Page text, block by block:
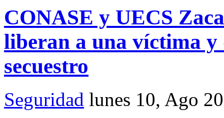
CONASE y UECS
liberan a una víctima y
secuestro
Seguridad lunes 10, Ago